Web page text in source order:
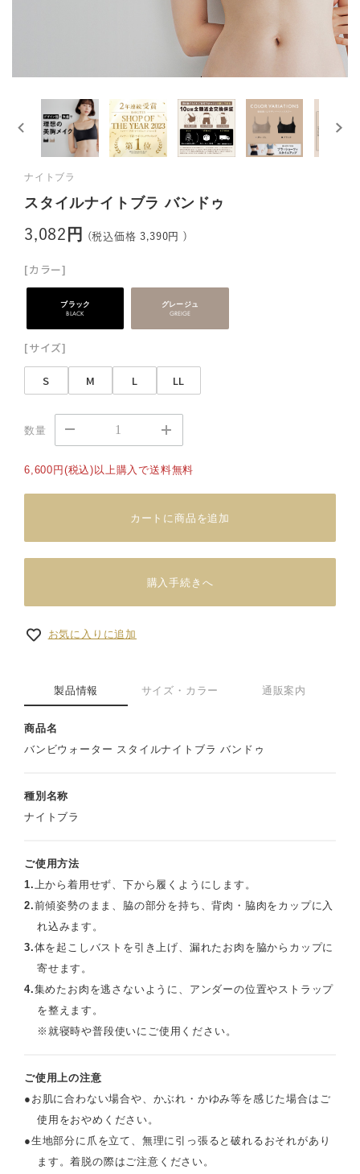
ナイトブラ
スタイルナイトブラ バンドゥ
3,082円
(税込価格3,390円 )
[カラー]
ブラック
BLACK
グレージュ
GREIGE
[サイズ]
S M L LL
数量
6,600円(税込)以上購入で送料無料
カートに商品を追加
購入手続きへ
お気に入りに追加
製品情報 サイズ・カラー 通販案内
商品名
バンビウォーター スタイルナイトブラ バンドゥ
種別名称
ナイトブラ
ご使用方法
1. 上から着用せず、下から履くようにします。
2.前傾姿勢のまま、脇の部分を持ち、背肉・脇肉をカップに入
れ込みます。
3.体を起こしバストを引き上げ、漏れたお肉を脇からカップに
寄せます。
4.集めたお肉を逃さないように、アンダーの位置やストラップ
を整えます。
※就寝時や普段使いにご使用ください。
ご使用上の注意
● お肌に合わない場合や、かぶれ・かゆみ等を感じた場合はご
使用をおやめください。
●生地部分に爪を立て、無理に引っ張ると破れるおそれがあり
ます。着脱の際はご注意ください。